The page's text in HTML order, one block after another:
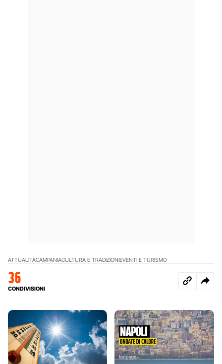
ATTUALITÀCAMPANIACULTURA E TRADIZIONIEVENTI E TURISMO
36
CONDIVISIONI